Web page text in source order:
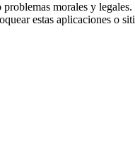
morales y legales.
estas aplicaciones o